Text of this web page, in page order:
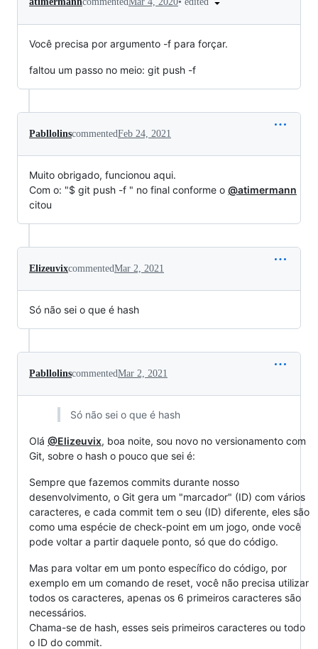
Você precisa por argumento -f para forçar.
faltou um passo no meio: git push -f
PabllolinscommentedFeb 24, 2021
Muito obrigado, funcionou aqui.
Com o: "$ git push -f " no final conforme o @atimermann
citou
ElizeuvixcommentedMar 2, 2021
Só não sei o que é hash
PabllolinscommentedMar 2, 2021
Só não sei o que é hash
Olá @Elizeuvix, boa noite, sou novo no versionamento com
Git, sobre o hash o pouco que sei é:
Sempre que fazemos commits durante nosso
desenvolvimento, o Git gera um "marcador" (ID) com vários
caracteres, e cada commit tem o seu (ID) diferente, eles são
como uma espécie de check-point em um jogo, onde você
pode voltar a partir daquele ponto, só que do código.
Mas para voltar em um ponto específico do código, por
exemplo em um comando de reset, você não precisa utilizar
todos os caracteres, apenas os 6 primeiros caracteres são
necessários.
Chama-se de hash, esses seis primeiros caracteres ou todo
o ID do commit.